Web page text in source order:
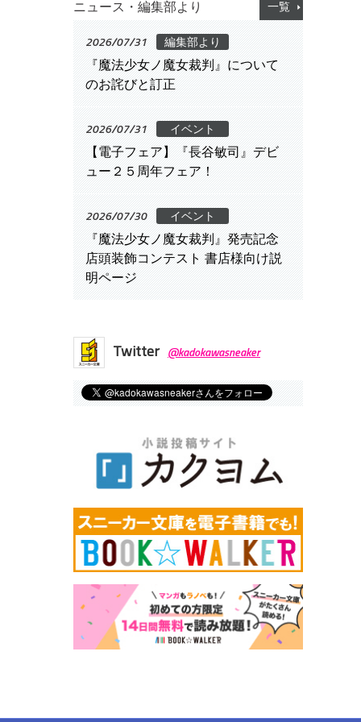
ニュース・編集部より 一覧
2026/07/31 編集部より
『魔法少女ノ魔女裁判』について
のお詫びと訂正
2026/07/31 イベント
【電子フェア】『長谷敏司』デビ
ュー２５周年フェア！
2026/07/30 イベント
『魔法少女ノ魔女裁判』発売記念
店頭装飾コンテスト 書店様向け説
明ページ
Twitter @kadokawasneaker